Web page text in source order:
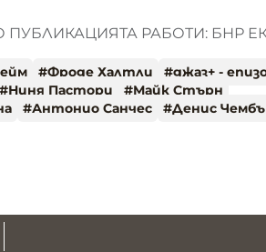
ПУБЛИКАЦИЯТА РАБОТИ: БНР
#Фроде Халтли #джаз+ -
#Ниня Пастори #Майк Стърн
#Антонио Санчес #Денис